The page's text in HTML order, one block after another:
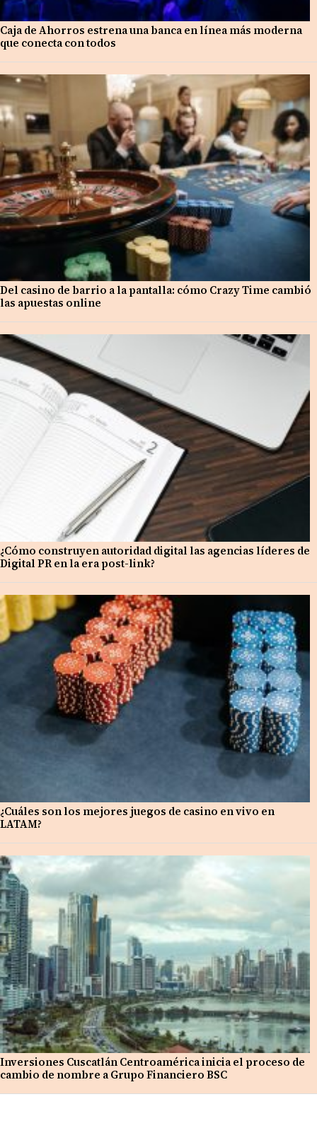
Caja de Ahorros estrena una banca en línea más moderna
que conecta con todos
Del casino de barrio a la pantalla: cómo Crazy Time cambió
las apuestas online
¿Cómo construyen autoridad digital las agencias líderes de
Digital PR en la era post-link?
¿Cuáles son los mejores juegos de casino en vivo en
LATAM?
Inversiones Cuscatlán Centroamérica inicia el proceso de
cambio de nombre a Grupo Financiero BSC